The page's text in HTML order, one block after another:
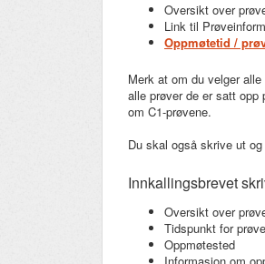
Oversikt over
Link til
Oppmøtetid /
Merk at om du velger
alle prøver de er satt opp
om C1-prøvene.
Du skal også skrive ut
Innkallingsbrevet
Oversikt over
Tidspunkt for
Oppmøtested